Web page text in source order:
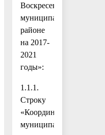
Воскресенском
муниципальном
районе
на 2017-
2021
годы»:
1.1.1.
Строку
«Координатор
муниципальной